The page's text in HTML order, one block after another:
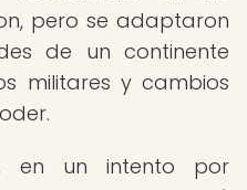
pero se adaptaron
de un continente
militares y cambios
en un intento por